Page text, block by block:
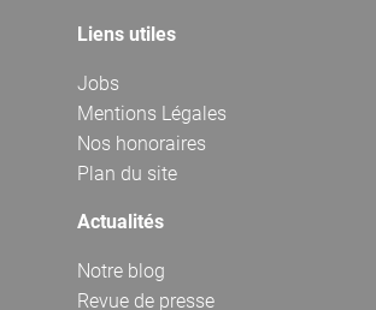
Liens utiles
Jobs
Mentions Légales
Nos honoraires
Plan du site
Actualités
Notre blog
Revue de presse